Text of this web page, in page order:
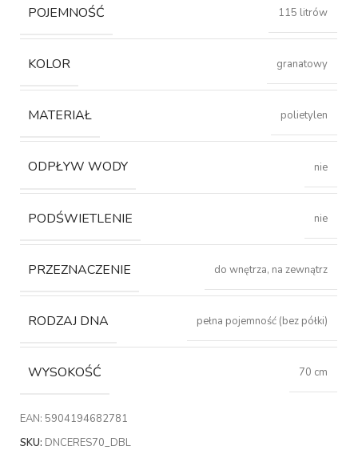
POJEMNOŚĆ 115 litrów
KOLOR granatowy
MATERIAŁ polietylen
ODPŁYW WODY nie
PODŚWIETLENIE nie
PRZEZNACZENIE do wnętrza, na zewnątrz
RODZAJ DNA pełna pojemność (bez półki)
WYSOKOŚĆ 70 cm
EAN: 5904194682781
SKU: DNCERES70_DBL